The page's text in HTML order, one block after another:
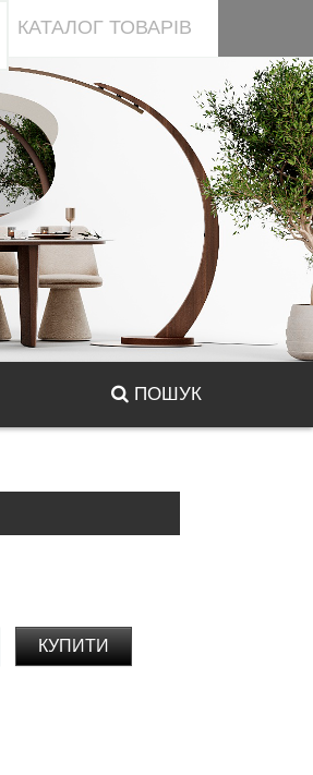
КАТАЛОГ ТОВАРІВ
ПОШУК
КУПИТИ